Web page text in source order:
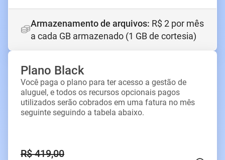
Armazenamento de arquivos: R$ 2 por mês
a cada GB armazenado (1 GB de cortesia)
Plano Black
Você paga o plano para ter acesso a gestão de
aluguel, e todos os recursos opcionais pagos
utilizados serão cobrados em uma fatura no mês
seguinte seguindo a tabela abaixo.
R$ 419,00